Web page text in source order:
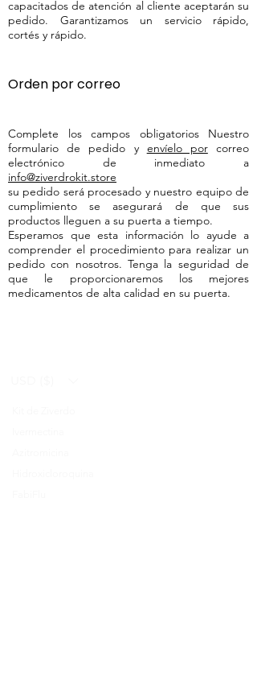
capacitados de atención al cliente aceptarán su
pedido. Garantizamos un servicio rápido,
cortés y rápido.
Orden por correo
Complete los campos obligatorios Nuestro
formulario de pedido y envíelo porcorreo
electrónico de inmediato a
info@ziverdrokit.store
su pedido será procesado y nuestro equipo de
cumplimiento se asegurará de que sus
productos lleguen a su puerta a tiempo.
Esperamos que esta información lo ayude a
comprender el procedimiento para realizar un
pedido con nosotros. Tenga la seguridad de
que le proporcionaremos los mejores
medicamentos de alta calidad en su puerta.